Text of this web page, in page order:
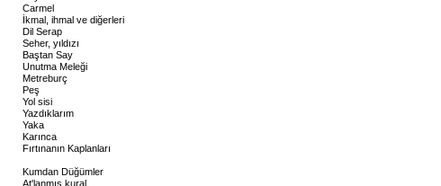
Carmel
İkmal, ihmal ve diğerleri
Dil Serap
Seher, yıldızı
Baştan Say
Unutma Meleği
Metreburç
Peş
Yol sisi
Yazdıklarım
Yaka
Karınca
Fırtınanın Kaplanları
Kumdan Düğümler
At'lanmış kural